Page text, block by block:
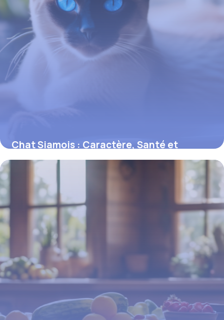
Chat Siamois : Caractère, Santé et
Entretien
16 juin 2026